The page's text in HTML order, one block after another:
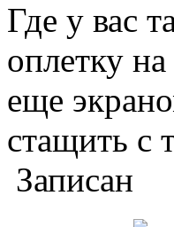
Где у вас
оплетку
еще
стащить с
Записан